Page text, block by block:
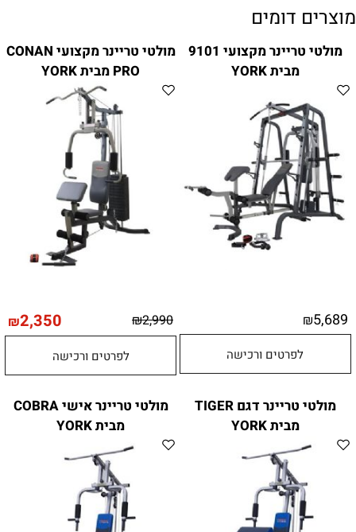
מוצרים דומים
מולטי טריינר מקצועי 9101
מבית YORK
₪5,689
לפרטים ורכישה
מולטי טריינר מקצועי CONAN
PRO מבית YORK
₪2,990
₪2,350
לפרטים ורכישה
מולטי טריינר דגם TIGER
מבית YORK
מולטי טריינר אישי COBRA
מבית YORK